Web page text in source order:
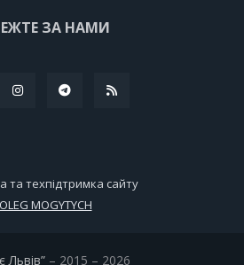
ЗА НАМИ
та техпідтримка сайту
OLEG MOGYTYCH
Львів”– 2015 – 2026